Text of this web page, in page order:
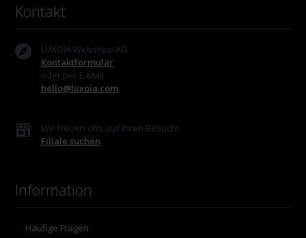
Kontakt
LUXOIA Webshop AG
Kontaktformular
oder per E-Mail
hello@luxoia.com
Wir freuen uns auf Ihren Besuch!
Filiale suchen
Information
Häufige Fragen